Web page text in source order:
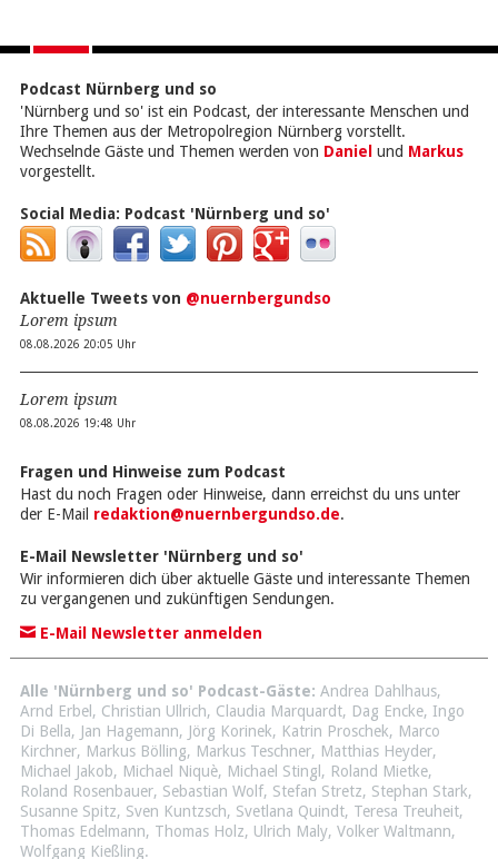
Podcast Nürnberg und so
'Nürnberg und so' ist ein Podcast, der interessante Menschen und
Ihre Themen aus der Metropolregion Nürnberg vorstellt.
Wechselnde Gäste und Themen werden von Daniel und Markus
vorgestellt.
Social Media: Podcast 'Nürnberg und so'
Aktuelle Tweets von @nuernbergundso
Lorem ipsum
08.08.2026 20:05 Uhr
Lorem ipsum
08.08.2026 19:48 Uhr
Fragen und Hinweise zum Podcast
Hast du noch Fragen oder Hinweise, dann erreichst du uns unter
der E-Mail redaktion@nuernbergundso.de.
E-Mail Newsletter 'Nürnberg und so'
Wir informieren dich über aktuelle Gäste und interessante Themen
zu vergangenen und zukünftigen Sendungen.
E-Mail Newsletter anmelden
Alle 'Nürnberg und so' Podcast-Gäste: Andrea Dahlhaus,
Arnd Erbel , Christian Ullrich, Claudia Marquardt, Dag Encke, Ingo
Di Bella, Jan Hagemann, Jörg Korinek, Katrin Proschek, Marco
Kirchner, Markus Bölling, Markus Teschner, Matthias Heyder,
Michael Jakob, Michael Niquè, Michael Stingl , Roland Mietke,
Roland Rosenbauer, Sebastian Wolf, Stefan Stretz, Stephan Stark,
Susanne Spitz, Sven Kuntzsch, Svetlana Quindt, Teresa Treuheit,
Thomas Edelmann, Thomas Holz, Ulrich Maly, Volker Waltmann,
Wolfgang Kießling.